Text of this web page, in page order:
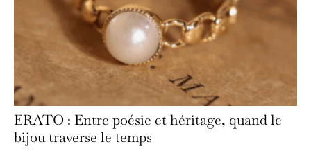
ERATO : Entre poésie et héritage, quand le
bijou traverse le temps